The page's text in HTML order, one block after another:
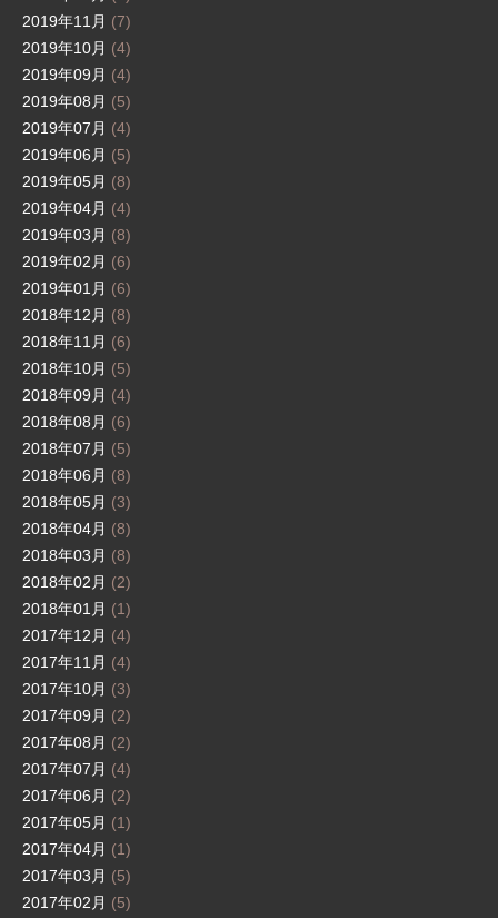
2019年11月 (7)
2019年10月 (4)
2019年09月 (4)
2019年08月 (5)
2019年07月 (4)
2019年06月 (5)
2019年05月 (8)
2019年04月 (4)
2019年03月 (8)
2019年02月 (6)
2019年01月 (6)
2018年12月 (8)
2018年11月 (6)
2018年10月 (5)
2018年09月 (4)
2018年08月 (6)
2018年07月 (5)
2018年06月 (8)
2018年05月 (3)
2018年04月 (8)
2018年03月 (8)
2018年02月 (2)
2018年01月 (1)
2017年12月 (4)
2017年11月 (4)
2017年10月 (3)
2017年09月 (2)
2017年08月 (2)
2017年07月 (4)
2017年06月 (2)
2017年05月 (1)
2017年04月 (1)
2017年03月 (5)
2017年02月 (5)